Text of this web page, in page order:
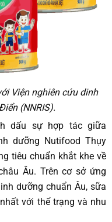
Viện nghiên cứu dinh
(NNRIS).
dấu sự hợp tác giữa
dưỡng Nutifood Thụy
tiêu chuẩn khắt khe về
Âu. Trên cơ sở ứng
dưỡng chuẩn Âu, sữa
với thể trạng và nhu